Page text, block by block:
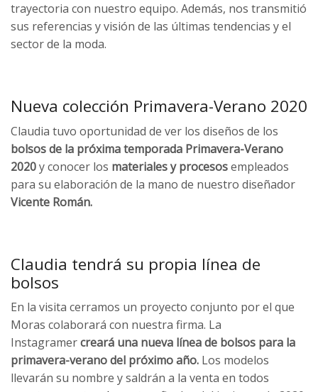
trayectoria con nuestro equipo. Además, nos transmitió
sus referencias y visión de las últimas tendencias y el
sector de la moda.
Nueva colección Primavera-Verano 2020
Claudia tuvo oportunidad de ver los diseños de los
bolsos de la próxima temporada Primavera-Verano
2020y conocer los materiales y procesosempleados
para su elaboración de la mano de nuestro diseñador
Vicente Román.
Claudia tendrá su propia línea de
bolsos
En la visita cerramos un proyecto conjunto por el que
Moras colaborará con nuestra firma. La
Instagramercreará una nueva línea de bolsos para la
primavera-verano del próximo año. Los modelos
llevarán su nombre y saldrán a la venta en todos